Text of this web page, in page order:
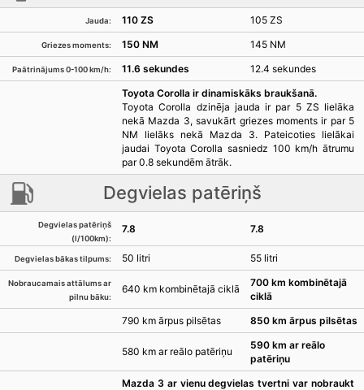
Jauda: 110 ZS 105 ZS
Griezes moments: 150 NM 145 NM
Paātrinājums 0-100 km/h: 11.6 sekundes
12.4 sekundes
Toyota Corolla ir dinamiskāks braukšanā.
Toyota Corolla dzinēja jauda ir par 5 ZS lielāka
nekā Mazda 3, savukārt griezes moments ir par 5
NM lielāks nekā Mazda 3. Pateicoties lielākai
jaudai Toyota Corolla sasniedz 100 km/h ātrumu
par 0.8 sekundēm ātrāk.
Degvielas patēriņš
Degvielas patēriņš
(l/100km):
7.8 7.8
Degvielas bākas tilpums: 50 litri 55 litri
Nobraucamais attālums ar
pilnu bāku:
640 km kombinētajā ciklā
700 km kombinētajā
ciklā
790 km ārpus pilsētas
850 km ārpus pilsētas
580 km ar reālo patēriņu
590 km ar reālo
patēriņu
Mazda 3 ar vienu degvielas tvertni var nobraukt